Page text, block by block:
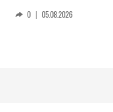
0 | 05.08.2026